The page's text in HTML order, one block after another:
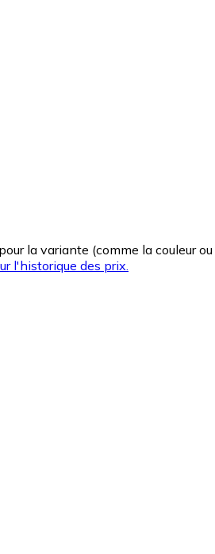
la variante (comme la couleur
l'historique des prix.